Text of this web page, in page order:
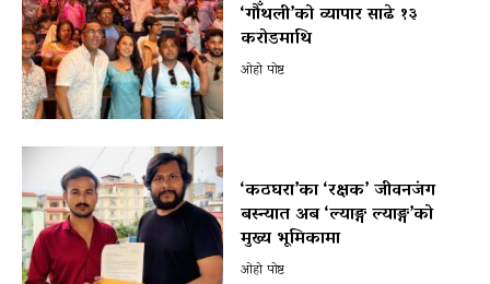
‘गौँथली’को व्यापार साढे १३
करोडमाथि
ओहो पोष्ट
‘कठघरा’का ‘रक्षक’ जीवनजंग
बस्न्यात अब ‘ल्याङ्ग ल्याङ्ग’को
मुख्य भूमिकामा
ओहो पोष्ट